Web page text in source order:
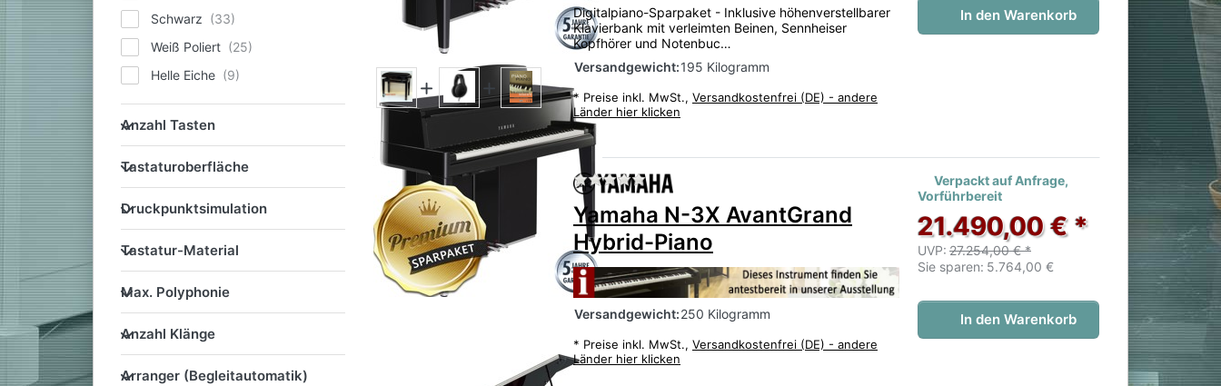
Schwarz
Weiß Poliert
Helle Eiche
Weiß Birke (White Birch)
Harmonious Mustard
Rot
Sheer White
Smoked Oak
Celadon Green
Esche Weiß
Pure Oak
Walnut
Anzahl Tasten
Anzahl Tasten
Tastaturoberfläche
Tastaturoberfläche
Druckpunktsimulation
Druckpunktsimulation
Tastatur-Material
Tastatur-Material
Max. Polyphonie
Max. Polyphonie
Anzahl Klänge
Anzahl Klänge
Arranger (Begleitautomatik)
Arranger (Begleitautomatik)
Digitalpiano-Sparpaket - Inklusive höhenverstellbarer
Klavierbank mit verleimten Beinen, Sennheiser
Kopfhörer und Notenbuc…
Versandgewicht:195 Kilogramm
* Preise inkl. MwSt., Versandkostenfrei (DE) - andere
Länder hier klicken
In den Warenkorb
Zu diesem Produkt liegen noch keine Bewertungen vor.
Yamaha N-3X AvantGrand
Hybrid-Piano
Versandgewicht:250 Kilogramm
* Preise inkl. MwSt., Versandkostenfrei (DE) - andere
Länder hier klicken
Verpackt auf Anfrage,
Vorführbereit
21.490,00 € *
UVP: 27.254,00 € *
Sie sparen: 5.764,00 €
In den Warenkorb